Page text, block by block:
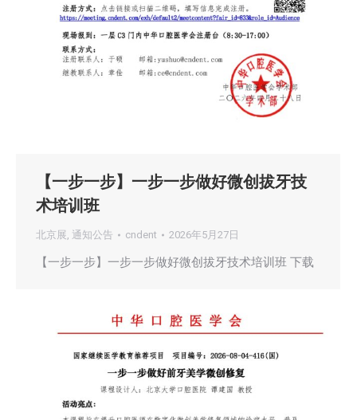
【一步一步】一步一步做好微创拔牙技
术培训班
北京展, 通知公告 cndent 2026年5月27日
【一步一步】一步一步做好微创拔牙技术培训班 下载